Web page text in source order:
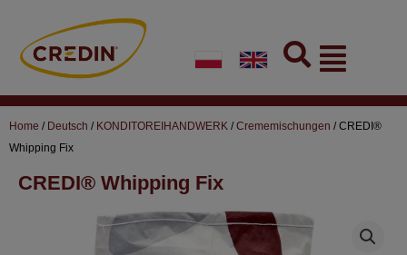
content
Flyout
Menu
Home / Deutsch / KONDITOREIHANDWERK /Crememischungen / CREDI®
Whipping Fix
CREDI® Whipping Fix